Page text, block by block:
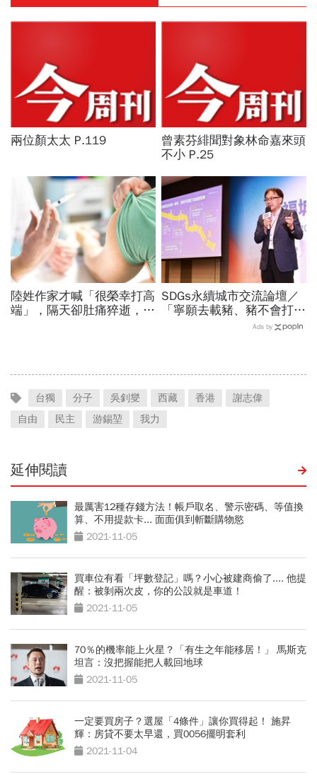
兩位顏太太 P.119
曾素芬緋聞對象林命嘉來頭
不小 P.25
陸姓作家才喊「很榮幸打高
端」，隔天卻肚痛猝逝，來
SDGs永續城市交流論壇／
「寧願去載豬、豬不會打
1999」翻轉客運司機荒！
Ads by
台獨 分子 吳釗燮 西藏 香港
謝志偉
自由
民主 游錫堃 我力
延伸閱讀
最厲害12種存錢方法！帳戶取名、警示密碼、等值換
算、不用提款卡... 面面俱到斬斷購物慾
2021-11-05
買車位有看「坪數登記」嗎？小心被建商偷了.... 他提
醒：被剝兩次皮，你的公設就是車道！
2021-11-05
70％的機率能上火星？「有生之年能移居！」 馬斯克
坦言：沒把握能把人載回地球
2021-11-05
一定要買房子？選屋「4條件」讓你買得起！ 施昇
輝：房貸不要太早還，買0056擺明套利
2021-11-04